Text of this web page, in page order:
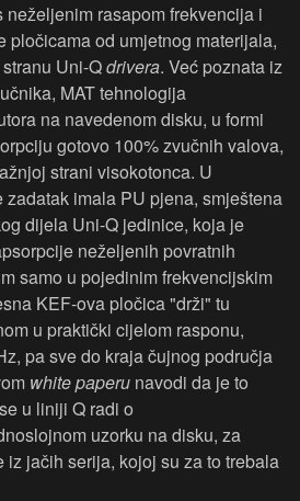
rasapom frekvencija i
pločicama od umjetnog materijala,
Uni-Qdrivera. Već poznata iz
MAT tehnologija
na navedenom disku, u formi
gotovo 100% zvučnih valova,
strani visokotonca. U
imala PU pjena, smještena
dijela Uni-Q jedinice, koja je
neželjenih povratnih
samo u pojedinim frekvencijskim
KEF-ova pločica "drži" tu
u praktički cijelom rasponu,
pa sve do kraja čujnog područja
white paperu navodi da je to
u liniji Q radi o
uzorku na disku, za
iz jačih serija, kojoj su za to trebala